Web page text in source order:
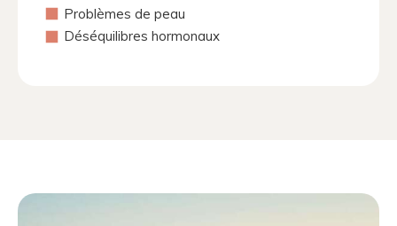
Problèmes de peau
Déséquilibres hormonaux